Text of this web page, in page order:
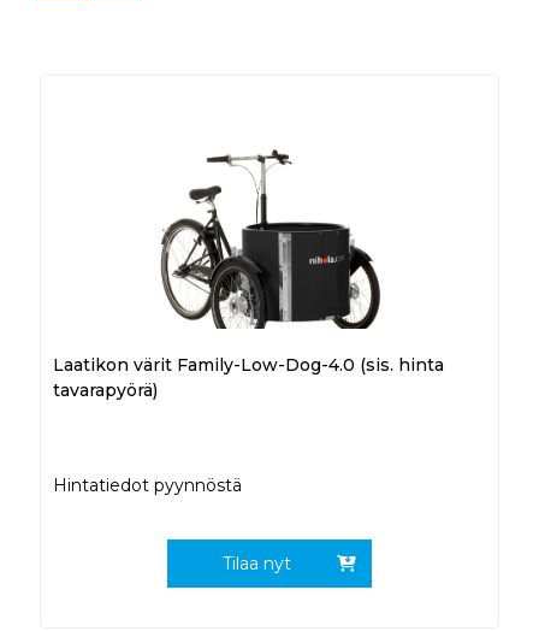
Laatikon värit Family-Low-Dog-4.0 (sis. hinta
tavarapyörä)
Hintatiedot pyynnöstä
Tilaa nyt